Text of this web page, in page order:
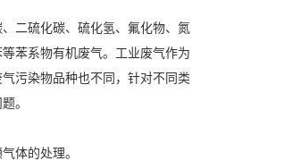
二硫化碳、硫化氢、氟化物、氮
苯系物有机废气。工业废气作为
污染物品种也不同，针对不同类
。
体的处理。